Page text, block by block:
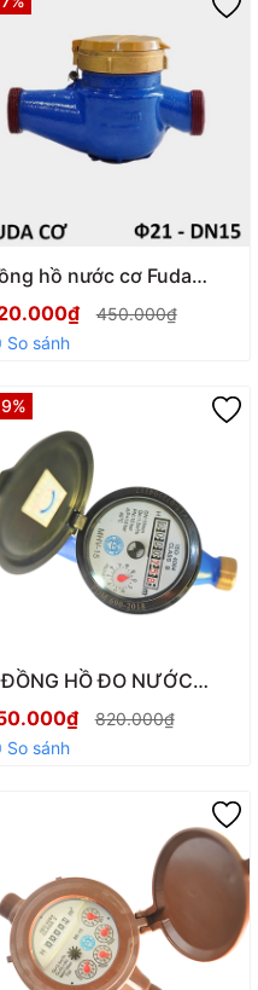
hồ nước cơ Fuda
(Phi 21) LXSG-15C
hãng, giá tốt
450.000₫
ĐỒNG HỒ ĐO NƯỚC
ĐỒNG MHV DN15 –
TỪ, ĐA TIA, CẤP B ⭐
820.000₫